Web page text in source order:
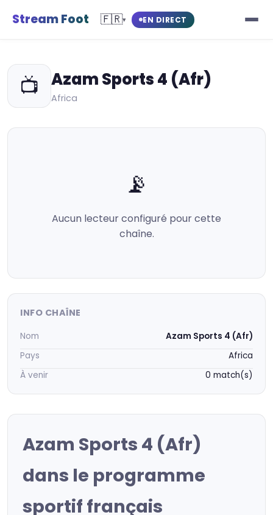
Stream Foot 🇫🇷▾ EN DIRECT
📺 Azam Sports 4 (Afr)
Africa
📡
Aucun lecteur configuré pour cette
chaîne.
INFO CHAÎNE
Nom
Azam Sports 4 (Afr)
Pays
Africa
À venir
0 match(s)
Azam Sports 4 (Afr)
dans le programme
sportif français